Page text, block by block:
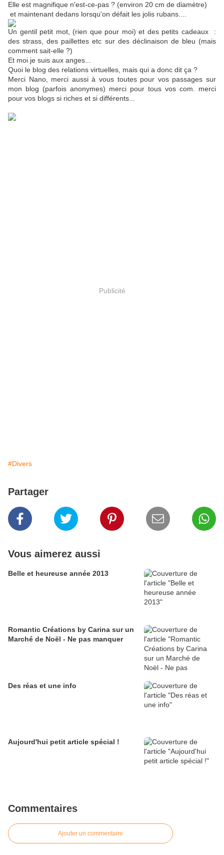
Elle est magnifique n'est-ce-pas ? (environ 20 cm de diamètre)
et maintenant dedans lorsqu'on défait les jolis rubans....
Un gentil petit mot, (rien que pour moi) et des petits cadeaux :
des strass, des paillettes etc sur des déclinaison de bleu (mais
comment sait-elle ?)
Et moi je suis aux anges...
Quoi le blog des relations virtuelles, mais qui a donc dit ça ?
Merci Nano, merci aussi à vous toutes pour vos passages sur
mon blog (parfois anonymes) merci pour tous vos com. merci
pour vos blogs si riches et si différents...
Publicité
#Divers
Partager
Vous aimerez aussi
Belle et heureuse année 2013
Romantic Créations by Carina sur un
Marché de Noël - Ne pas manquer
Des réas et une info
Aujourd'hui petit article spécial !
Commentaires
Ajouter un commentaire